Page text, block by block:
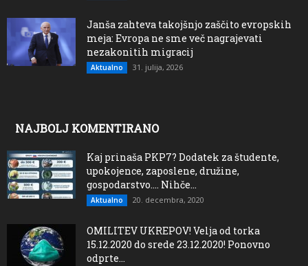
Janša zahteva takojšnjo zaščito evropskih
meja: Evropa ne sme več nagrajevati
nezakonitih migracij
Aktualno 31. julija, 2026
NAJBOLJ KOMENTIRANO
Kaj prinaša PKP7? Dodatek za študente,
upokojence, zaposlene, družine,
gospodarstvo…. Nihče...
Aktualno 20. decembra, 2020
OMILITEV UKREPOV! Velja od torka
15.12.2020 do srede 23.12.2020! Ponovno
odprte...